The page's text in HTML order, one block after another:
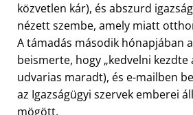
közvetlen kár), és abszurd
nézett szembe, amely miatt
A támadás második hónapjában
beismerte, hogy kedvelni kezdte
udvarias maradt), és e-mailben
az Igazságügyi szervek emberei
mögött.